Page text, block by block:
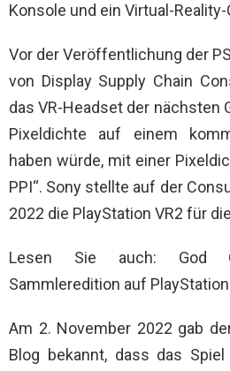
Konsole und ein Virtual-
Vor der Veröffentlichung der
von Display Supply Chain
das VR-Headset der nächsten
Pixeldichte auf einem
haben würde, mit einer
PPI“. Sony stellte auf der
2022 die PlayStation VR2 für
Lesen Sie auch: God
Sammleredition auf
Am 2. November 2022 gab
Blog bekannt, dass das